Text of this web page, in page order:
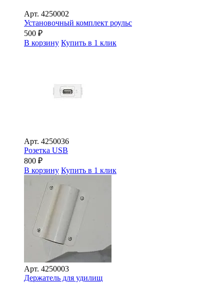
Арт. 4250002
Установочный комплект роульс
500 ₽
В корзину Купить в 1 клик
Арт. 4250036
Розетка USB
800 ₽
В корзину Купить в 1 клик
Арт. 4250003
Держатель для удилищ